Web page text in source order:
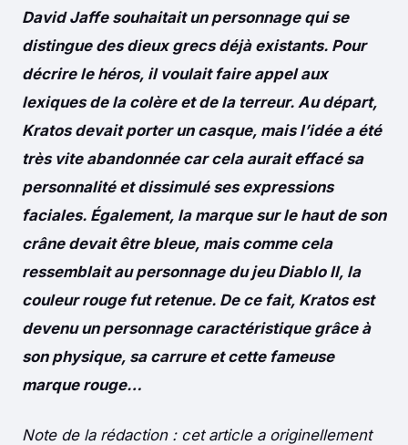
David Jaffe souhaitait un personnage qui se
distingue des dieux grecs déjà existants. Pour
décrire le héros, il voulait faire appel aux
lexiques de la colère et de la terreur. Au départ,
Kratos devait porter un casque, mais l’idée a été
très vite abandonnée car cela aurait effacé sa
personnalité et dissimulé ses expressions
faciales. Également, la marque sur le haut de son
crâne devait être bleue, mais comme cela
ressemblait au personnage du jeu Diablo II, la
couleur rouge fut retenue. De ce fait, Kratos est
devenu un personnage caractéristique grâce à
son physique, sa carrure et cette fameuse
marque rouge…
Note de la rédaction : cet article a originellement